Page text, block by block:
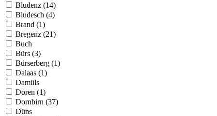
Bludenz (14)
Bludesch (4)
Brand (1)
Bregenz (21)
Buch
Bürs (3)
Bürserberg (1)
Dalaas (1)
Damüls
Doren (1)
Dornbirn (37)
Düns